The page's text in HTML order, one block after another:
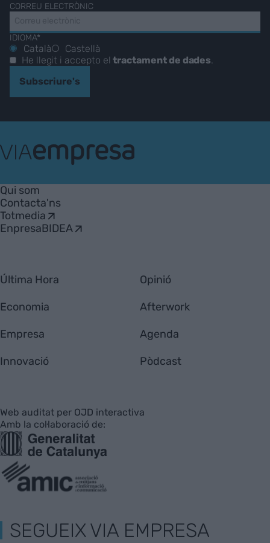
CORREU ELECTRÒNIC
IDIOMA*
Català
Castellà
He llegit i accepto eltractament de dades.
Subscriure's
Empresa
Qui som
Contacta'ns
Totmedia
EnpresaBIDEA
Última Hora
Economia
Empresa
Innovació
Opinió
Afterwork
Agenda
Pòdcast
Web auditat per OJD interactiva
Amb la col·laboració de:
SEGUEIX VIA EMPRESA